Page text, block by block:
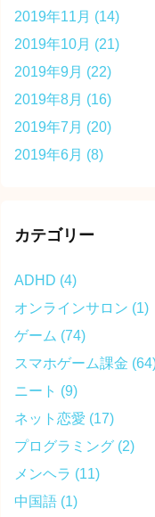
2019年11月 (14)
2019年10月 (21)
2019年9月 (22)
2019年8月 (16)
2019年7月 (20)
2019年6月 (8)
カテゴリー
ADHD (4)
オンラインサロン (1)
ゲーム (74)
スマホゲーム課金
ニート (9)
ネット恋愛 (17)
プログラミング (2)
メンヘラ (11)
中国語 (1)